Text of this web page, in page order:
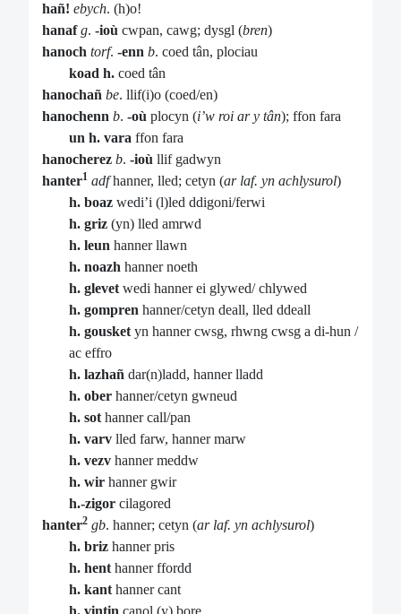
hañ! ebych. (h)o!
hanaf g. -ioù cwpan, cawg; dysgl (bren)
hanoch torf. -enn b. coed tân, plociau
koad h. coed tân
hanochañ be. llif(i)o (coed/en)
hanochenn b. -où plocyn (i’w roi ar y tân); ffon fara
un h. vara ffon fara
hanocherez b. -ioù llif gadwyn
hanter1 adfhanner, lled; cetyn (ar laf. yn achlysurol)
h. boaz wedi’i (l)led ddigoni/ferwi
h. griz (yn) lled amrwd
h. leun hanner llawn
h. noazh hanner noeth
h. glevet wedi hanner ei glywed/ chlywed
h. gompren hanner/cetyn deall, lled ddeall
h. gousket yn hanner cwsg, rhwng cwsg a di-hun /
ac effro
h. lazhañ dar(n)ladd, hanner lladd
h. ober hanner/cetyn gwneud
h. sot hanner call/pan
h. varv lled farw, hanner marw
h. vezv hanner meddw
h. wir hanner gwir
h.-zigor cilagored
hanter2 gb. hanner; cetyn (ar laf. yn achlysurol)
h. briz hanner pris
h. hent hanner ffordd
h. kant hanner cant
h. vintin canol (y) bore